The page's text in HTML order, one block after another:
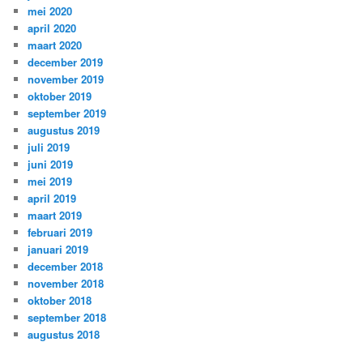
mei 2020
april 2020
maart 2020
december 2019
november 2019
oktober 2019
september 2019
augustus 2019
juli 2019
juni 2019
mei 2019
april 2019
maart 2019
februari 2019
januari 2019
december 2018
november 2018
oktober 2018
september 2018
augustus 2018